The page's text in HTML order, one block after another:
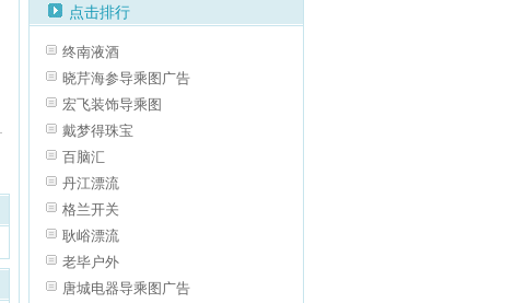
点击排行
终南液酒
晓芹海参导乘图广告
宏飞装饰导乘图
戴梦得珠宝
百脑汇
丹江漂流
格兰开关
耿峪漂流
老毕户外
唐城电器导乘图广告